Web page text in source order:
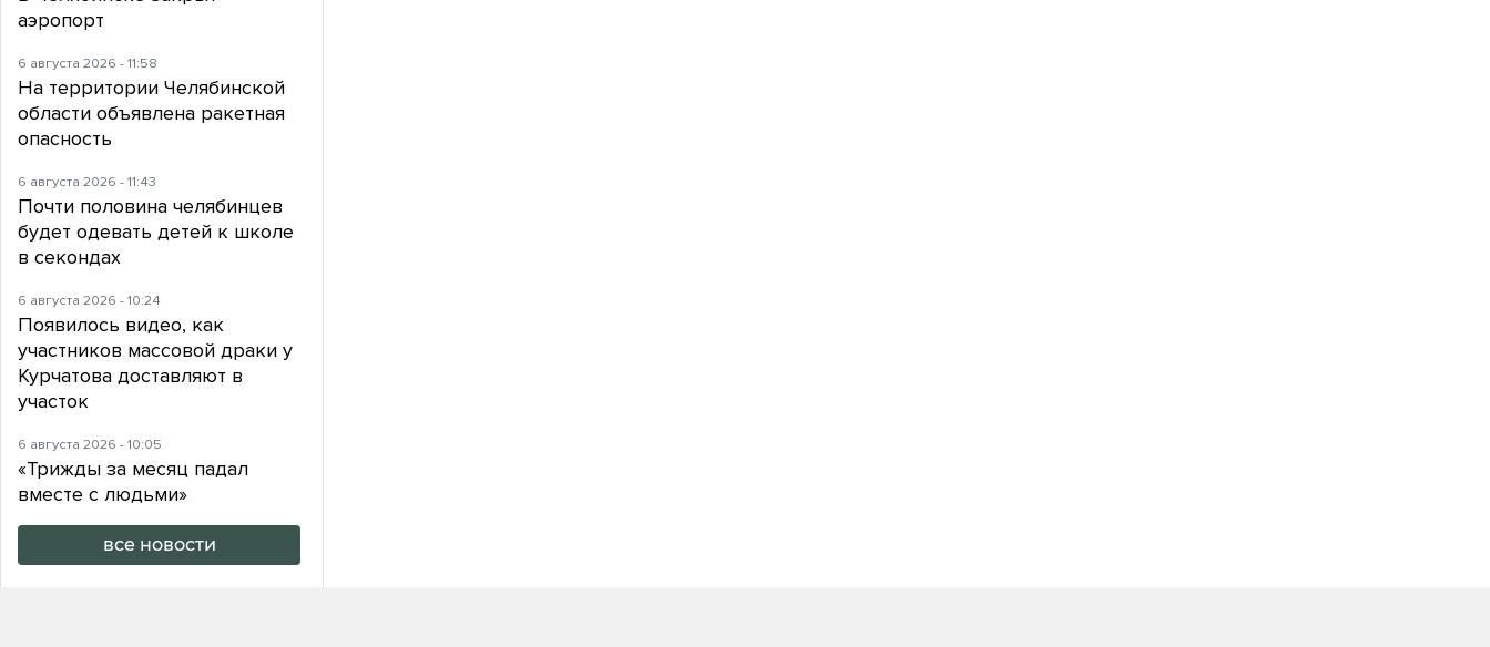
аэропорт
6 августа 2026 - 11:58
На территории Челябинской
области объявлена ракетная
опасность
6 августа 2026 - 11:43
Почти половина челябинцев
будет одевать детей к школе
в секондах
6 августа 2026 - 10:24
Появилось видео, как
участников массовой драки у
Курчатова доставляют в
участок
6 августа 2026 - 10:05
«Трижды за месяц падал
вместе с людьми»
все новости